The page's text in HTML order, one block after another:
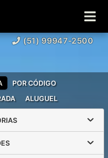
(51) 99947-2500
ALUGUEL
POR CÓDIGO